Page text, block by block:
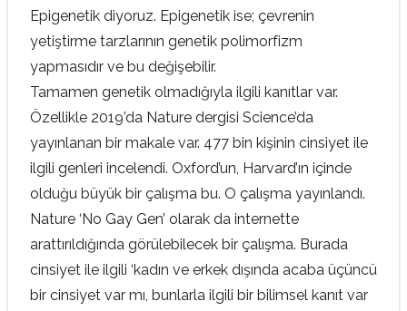
Epigenetik diyoruz. Epigenetik ise; çevrenin
yetiştirme tarzlarının genetik polimorfizm
yapmasıdır ve bu değişebilir.
Tamamen genetik olmadığıyla ilgili kanıtlar var.
Özellikle 2019’da Nature dergisi Science’da
yayınlanan bir makale var. 477 bin kişinin cinsiyet ile
ilgili genleri incelendi. Oxford’un, Harvard’ın içinde
olduğu büyük bir çalışma bu. O çalışma yayınlandı.
Nature ‘No Gay Gen’ olarak da internette
arattırıldığında görülebilecek bir çalışma. Burada
cinsiyet ile ilgili ‘kadın ve erkek dışında acaba üçüncü
bir cinsiyet var mı, bunlarla ilgili bir bilimsel kanıt var